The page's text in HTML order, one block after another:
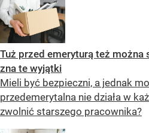
Tuż przed emeryturą też można
zna te wyjątki
Mieli być bezpieczni, a jednak
przedemerytalna nie działa w
zwolnić starszego pracownika?